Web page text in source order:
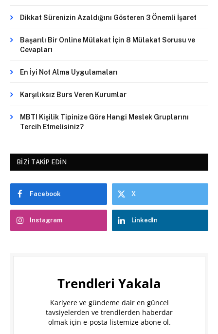
Dikkat Sürenizin Azaldığını Gösteren 3 Önemli İşaret
Başarılı Bir Online Mülakat İçin 8 Mülakat Sorusu ve
Cevapları
En İyi Not Alma Uygulamaları
Karşılıksız Burs Veren Kurumlar
MBTI Kişilik Tipinize Göre Hangi Meslek Gruplarını
Tercih Etmelisiniz?
BIZI TAKIP EDIN
Facebook X
Instagram LinkedIn
Trendleri Yakala
Kariyere ve gündeme dair en güncel
tavsiyelerden ve trendlerden haberdar
olmak için e-posta listemize abone ol.